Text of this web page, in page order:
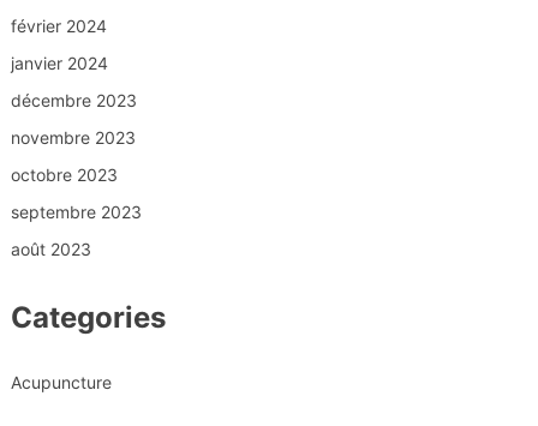
février 2024
janvier 2024
décembre 2023
novembre 2023
octobre 2023
septembre 2023
août 2023
Categories
Acupuncture